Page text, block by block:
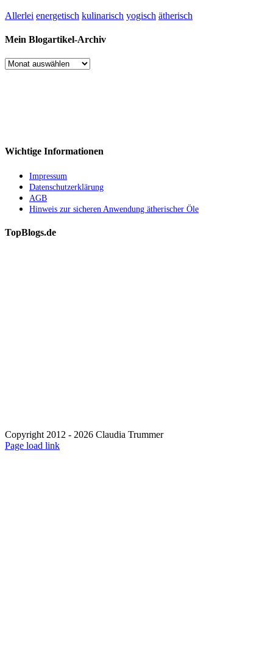
Allerlei energetisch kulinarisch yogisch ätherisch
Mein Blogartikel-Archiv
Mein
Wichtige Informationen
Impressum
Datenschutzerklärung
AGB
Hinweis zur sicheren Anwendung ätherischer Öle
TopBlogs.de
Copyright 2012 - 2026 Claudia Trummer
Page load link